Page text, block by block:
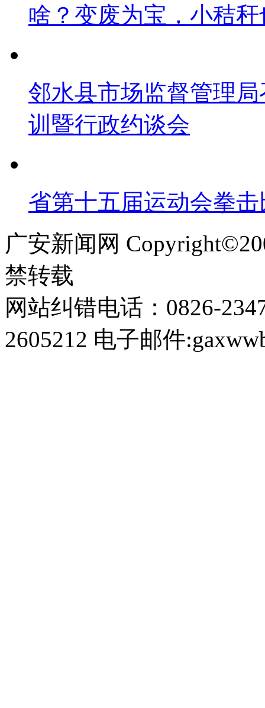
啥？变废为宝，小秸
邻水县市场监督管理
训暨行政约谈会
省第十五届运动会拳
广安新闻网
禁转载
网站纠错电话：0826-
2605212 电子邮件